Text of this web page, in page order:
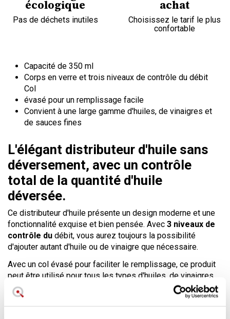
écologique
Pas de déchets inutiles
achat
Choisissez le tarif le plus
confortable
Capacité de 350 ml
Corps en verre et trois niveaux de contrôle du débit
Col
évasé pour un remplissage facile
Convient à une large gamme d'huiles, de vinaigres et
de sauces fines
L'élégant distributeur d'huile sans
déversement, avec un contrôle
total de la quantité d'huile
déversée.
Ce distributeur d'huile présente un design moderne et une
fonctionnalité exquise et bien pensée. Avec 3 niveaux de
contrôle du débit, vous aurez toujours la possibilité
d'ajouter autant d'huile ou de vinaigre que nécessaire.
Avec un col évasé pour faciliter le remplissage, ce produit
peut être utilisé pour tous les types d'huiles, de vinaigres
et de sauces qui ne sont pas épaisses.
Nous vous le présentons dans la